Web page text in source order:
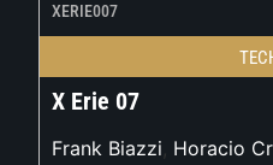
XERIE007
X Erie 07
Frank Biazzi, Horacio